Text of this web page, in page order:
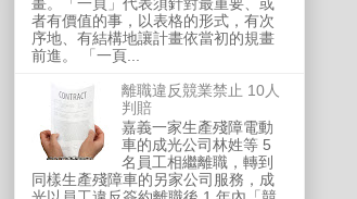
者有價值的事，以表格的形式，有次
序地、有結構地讓計畫依當初的規畫
前進。 「一頁...
離職違反競業禁止 10人
判賠
嘉義一家生產殘障電動
車的成光公司林姓等 5
名員工相繼離職，轉到
同樣生產殘障車的另家公司服務，成